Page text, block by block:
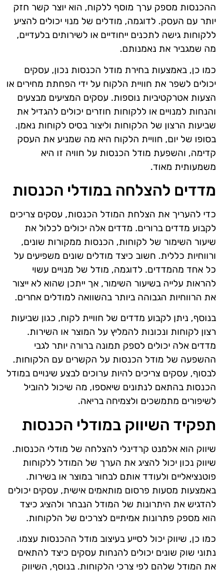
ההכנסות מספק ערך מוסף ללקוח, הוא יוצר קשר חזק
יותר עם העסק. לדוגמה, מודלים של מנוי יכולים להציע
ללקוחות גישה לתכנים ייחודיים או לשירותים בלעדיים,
מה שמגביר את נאמנותם.
כמו כן, באמצעות בחירת מודל הכנסות נכון, עסקים
יכולים לשפר את חוויית הלקוח על ידי הפחתת מחירים או
הצעות אטרקטיביות נוספות. עסקים המציעים מבצעים
והנחות למנויים או ללקוחות חוזרים יכולים להגדיל את
שביעות הרצון של הלקוחות וליצור בסיס לקוחות נאמן.
בסופו של יום, חוויית הלקוח היא מה שמניע את העסק
קדימה, והשפעת מודל הכנסות על חוויה זו היא
משמעותית מאוד.
מדדים להצלחה במודלי הכנסות
כדי להעריך את הצלחת המודל הכנסות, עסקים צריכים
לקבוע מדדים ברורים. מדדים אלה יכולים לכלול את
שיעור השימור של לקוחות, הכנסות ממקורות שונים,
ורווחיות כללית. חשוב כיצד מודלים שונים משפיעים על
כל אחד מהמדדים. לדוגמה, מודל של מנויים עשוי
להראות עלייה בשיעור השימור, אך ייתכן שהוא לא ייצור
את הרווחיות הגבוהה ביותר בהשוואה למודלים אחרים.
בנוסף, ניתן לקבוע מדדים של חוויית לקוח, כגון שביעות
רצון לקוחות ונכונות להמליץ על המוצר או השירות.
מדדים אלה יכולים לספק תמונה ברורה יותר לגבי
ההשפעה של מודל הכנסות על הקשרים עם הלקוחות.
לבסוף, עסקים צריכים להיות ערוכים לבצע שינויים במודל
הכנסות בהתאם לנתונים שיאספו, מה שיכול להוביל
לשיפורים מתמשכים ולצמיחה בריאה.
תפקיד השיווק במודלי הכנסות
שיווק הוא אלמנט קרדינלי להצלחה של מודלי הכנסות.
שיווק נכון יכול להציג את הערך של המודל ללקוחות
פוטנציאליים ולעודד אותם לבחור במוצר או בשירות.
באמצעות מסעות פרסום מותאמים אישית, עסקים יכולים
להדגיש את היתרונות של המודל הנבחר ולהציג כיצד
הוא מספק פתרונות אמיתיים לצרכים של הלקוחות.
כמו כן, שיווק יכול לסייע בעיצוב מודל ההכנסות עצמו.
נתוני שוק שונים יכולים להנחות עסקים כיצד להתאים
את המודל שלהם לפי צרכי הלקוחות. בנוסף, השיווק